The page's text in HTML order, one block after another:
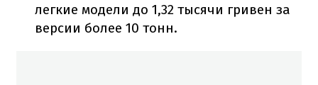
легкие модели до 1,32 тысячи гривен за
версии более 10 тонн.